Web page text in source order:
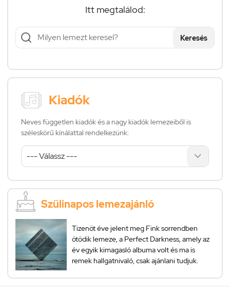
Itt megtalálod:
Keresés
Kiadók
Neves független kiadók és a nagy kiadók lemezeiből is
széleskörű kínálattal rendelkezünk:
Szülinapos lemezajánló
Tizenöt éve jelent meg Fink sorrendben
ötödik lemeze, a Perfect Darkness, amely az
év egyik kimagasló albuma volt és ma is
remek hallgatnivaló, csak ajánlani tudjuk.